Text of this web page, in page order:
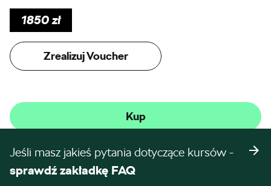
1850zł
Zrealizuj Voucher
Kup
Jeśli masz jakieś pytania dotyczące kursów -
sprawdź zakładkę FAQ